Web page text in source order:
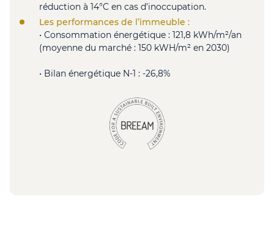
réduction à 14°C en cas d’inoccupation.
Les performances de l’immeuble :
• Consommation énergétique : 121,8 kWh/m²/an
(moyenne du marché : 150 kWH/m² en 2030)
• Bilan énergétique N-1 : -26,8%